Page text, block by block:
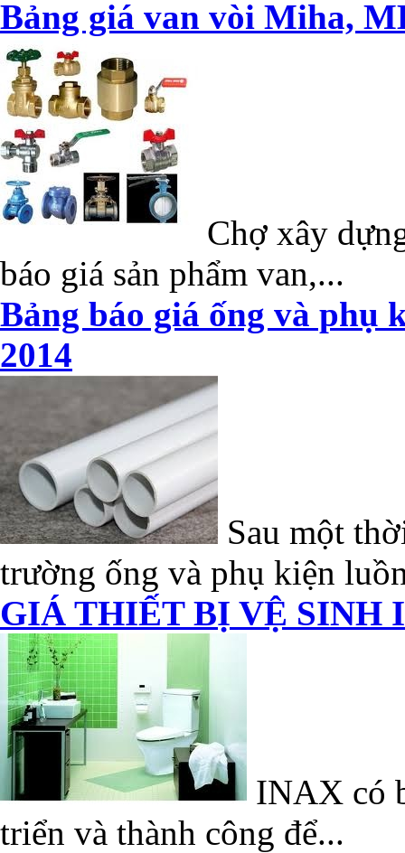
Bảng giá van vòi Miha,
Chợ xây
báo giá sản phẩm van,...
Bảng báo giá ống và phụ
2014
Sau một
trường ống và phụ kiện
GIÁ THIẾT BỊ VỆ SINH
INAX có
triển và thành công để...